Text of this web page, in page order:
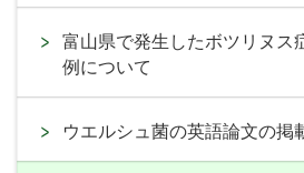
富山県で発生したボツリヌス
例について
ウエルシュ菌の英語論文の掲